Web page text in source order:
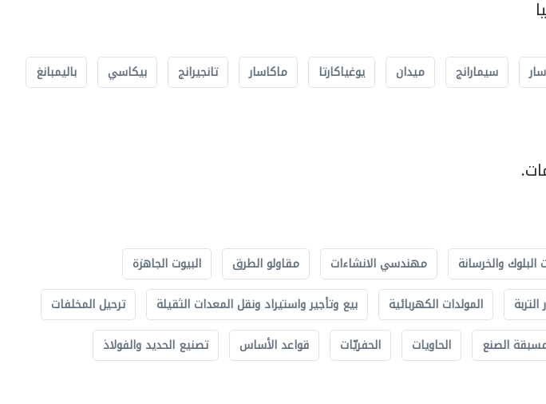
سيمارانج ميدان يوغياكارتا ماكاسار تانجيرانج بيكاسي باليمبانغ
البلوك والخرسانة مهندسي الانشاءات مقاولو الطرق
البيوت الجاهزة
التربة المولدات الكهربائية بيع وتأجير واستيراد ونقل المعدات الثقيلة
ترحيل المخلفات
مسبقة الصنع الحاويات الحفريّات قواعد الأساس
تصنيع الحديد والفولاذ